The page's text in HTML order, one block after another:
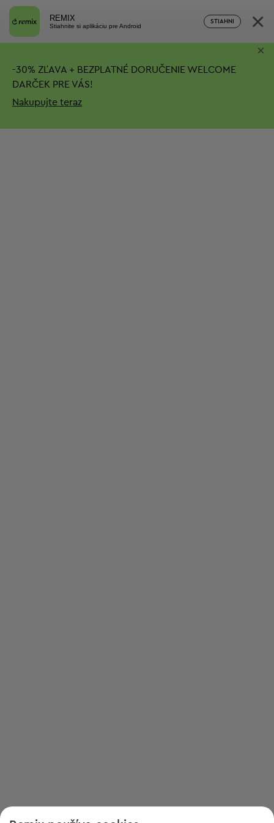
REMIX
Stiahnite si aplikáciu pre Android
STIAHNI ×
-30% ZĽAVA + BEZPLATNÉ DORUČENIE WELCOME
DARČEK PRE VÁS!
Nakupujte teraz
×